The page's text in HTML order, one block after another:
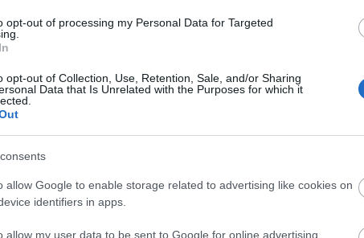
opt-out of processing my Personal Data for Targeted
opt-out of Collection, Use, Retention, Sale, and/or Sharing
Data that Is Unrelated with the Purposes for which it
allow Google to enable storage related to advertising like cookies on
identifiers in apps.
allow my user data to be sent to Google for online advertising
miatt volt szüksége, hanem inkább a „
alatt, hogy szerettem volna idézőjelben sztár lenni” –